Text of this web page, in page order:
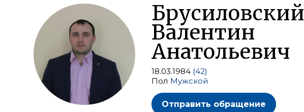
Брусиловский
Валентин
Анатольевич
18.03.1984 (42)
Пол Мужской
Отправить обращение